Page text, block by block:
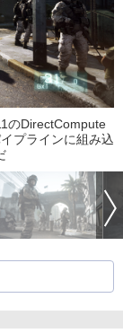
のDirectCompute
プラインに組み込